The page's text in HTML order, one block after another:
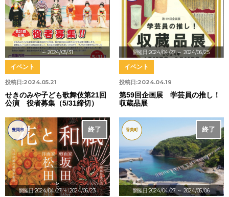
～ 2024/05/31
投稿日:2024.05.21
イベント
せきのみや子ども歌舞伎第21回
公演 役者募集（5/31締切）
開催日:2024/04/27 ～ 2024/06/25
投稿日:2024.04.19
イベント
第59回企画展 学芸員の推し！
収蔵品展
開催日:2024/04/27～ 2024/06/23
終了
豊岡市
開催日:2024/04/27 ～ 2024/05/06
終了
香美町